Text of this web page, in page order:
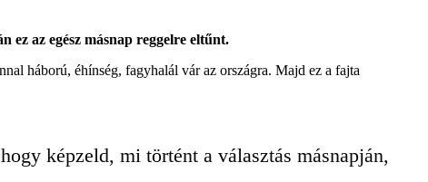
az egész másnap reggelre eltűnt.
háború, éhínség, fagyhalál vár az országra. Majd ez a fajta
képzeld, mi történt a választás másnapján,